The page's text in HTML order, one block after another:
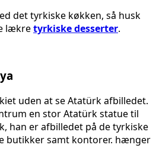
det tyrkiske køkken, så husk
lækretyrkiske desserter.
uden at se Atatürk afbilledet.
en stor Atatürk statue til
han er afbilledet på de tyrkiske
butikker samt kontorer. hænger